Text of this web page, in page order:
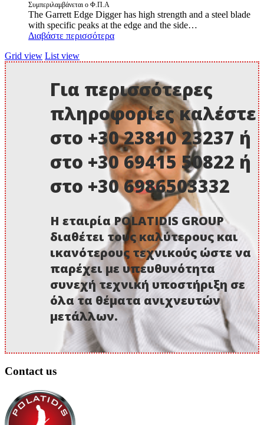
Συμπεριλαμβάνεται ο Φ.Π.Α
The Garrett Edge Digger has high strength and a steel blade
with specific peaks at the edge and the side…
Διαβάστε περισσότερα
Grid view List view
Για περισσότερες
πληροφορίες καλέστε
στο +30 23810 23237 ή
στο +30 69415 50822 ή
στο +30 6986503332
Η εταιρία POLATIDIS GROUP
διαθέτει τους καλύτερους και
ικανότερους τεχνικούς ώστε να
παρέχει με υπευθυνότητα
συνεχή τεχνική υποστήριξη σε
όλα τα θέματα ανιχνευτών
μετάλλων.
Contact us